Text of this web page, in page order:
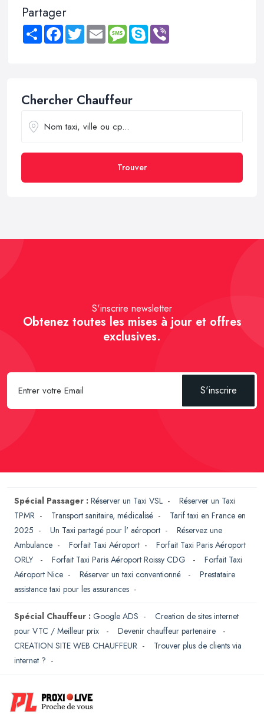
Partager
Share FacebookTwitter Email MessageSkype
Chercher Chauffeur
Trouver
S'inscrire newsletter
Obtenez toutes les mises à jour et offres
exclusives.
S'inscrire
Spécial Passager : Réserver un Taxi VSL - Réserver un Taxi
TPMR - Transport sanitaire, médicalisé - Tarif taxi en France en
2025 - Un Taxi partagé pour l' aéroport - Réservez une
Ambulance - Forfait Taxi Aéroport - Forfait Taxi Paris Aéroport
ORLY
- Forfait Taxi Paris Aéroport Roissy CDG - Forfait Taxi
Aéroport Nice - Réserver un taxi conventionné - Prestataire
assistance taxi pour les assurances -
Spécial Chauffeur : Google ADS - Creation de sites internet
pour VTC / Meilleur prix
- Devenir chauffeur partenaire
-
CREATION SITE WEB CHAUFFEUR - Trouver plus de clients via
internet ? -